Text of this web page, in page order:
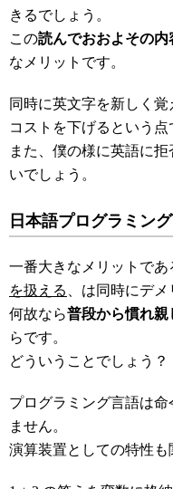
きるでしょう。
この読んでおおよその内
なメリットです。
同時に英文字を新しく
コストを下げるという点
また、僕の様に英語に
いでしょう。
日本語プログラミン
一番大きなメリットであ
を扱える
、は同時にデ
何故なら普段から慣れ親
らです。
どういうことでしょう？
プログラミング言語は
ません。
演算装置としての特性も